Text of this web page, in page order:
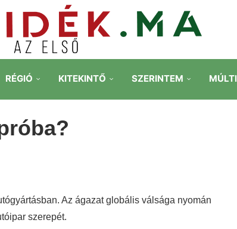
RÉGIÓ KITEKINTŐ SZERINTEM
Az ágazat globális válsága nyomán
szerepét.